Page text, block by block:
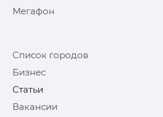
Мегафон
Список городов
Бизнес
Статьи
Вакансии